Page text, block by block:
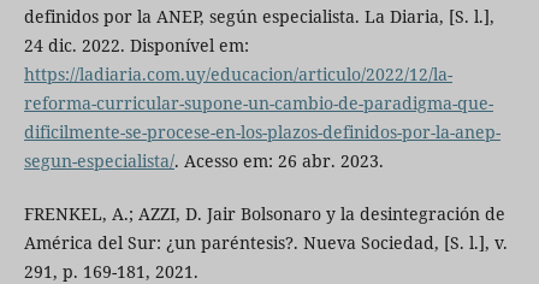
definidos por la ANEP, según especialista. La Diaria, [S. l.],
24 dic. 2022. Disponível em:
https://ladiaria.com.uy/educacion/articulo/2022/12/la-
reforma-curricular-supone-un-cambio-de-paradigma-que-
dificilmente-se-procese-en-los-plazos-definidos-por-la-anep-
segun-especialista/. Acesso em: 26 abr. 2023.
FRENKEL, A.; AZZI, D. Jair Bolsonaro y la desintegración de
América del Sur: ¿un paréntesis?. Nueva Sociedad, [S. l.], v.
291, p. 169-181, 2021.